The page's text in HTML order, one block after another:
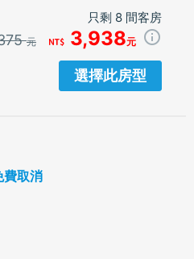
只剩 8 間客房
元 3,938元
選擇此房型
取消